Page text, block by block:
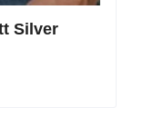
Silver